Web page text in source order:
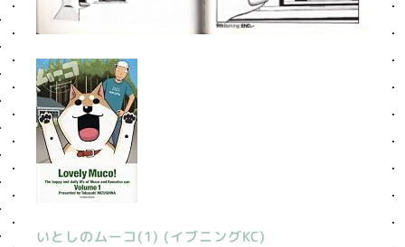
いとしのムーコ(1) (イブニングKC)